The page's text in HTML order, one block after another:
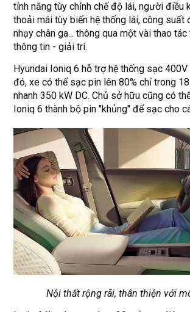
tính năng tùy chỉnh chế độ lái, người điều
thoải mái tùy biến hệ thống lái, công suất
nhạy chân ga... thông qua một vài thao
thông tin - giải trí.
Hyundai Ioniq 6 hỗ trợ hệ thống sạc 400V
đó, xe có thể sạc pin lên 80% chỉ trong
nhanh 350 kW DC. Chủ sở hữu cũng có
Ioniq 6 thành bộ pin "khủng" để sạc cho
Nội thất rộng rãi, thân thiện với